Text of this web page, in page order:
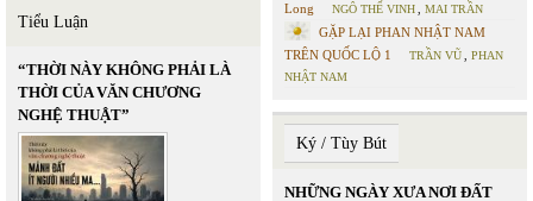
Tiểu Luận
“THỜI NÀY KHÔNG PHẢI LÀ
THỜI CỦA VĂN CHƯƠNG
NGHỆ THUẬT”
Long
NGÔ THẾ VINH MAI TRẦN
GẶP LẠI PHAN NHẬT NAM
TRÊN QUỐC LỘ 1
TRẦN VŨ
PHAN
NHẬT NAM
Ký / Tùy Bút
NHỮNG NGÀY XƯA NƠI ĐẤT